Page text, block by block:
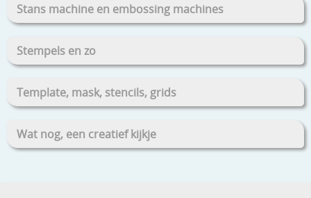
Stans machine en embossing machines
Stempels en zo
Template, mask, stencils, grids
Wat nog, een creatief kijkje